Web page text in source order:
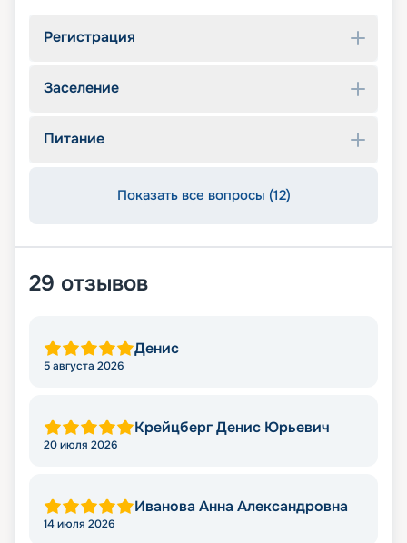
Регистрация
Заселение
Питание
Показать все вопросы (12)
29 отзывов
Денис
5 августа 2026
Крейцберг Денис Юрьевич
20 июля 2026
Иванова Анна Александровна
14 июля 2026